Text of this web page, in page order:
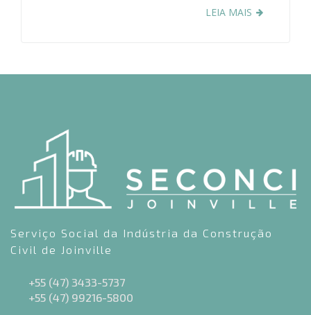
LEIA MAIS
Serviço Social da Indústria da Construção
Civil de Joinville
+55 (47) 3433-5737
+55 (47) 99216-5800